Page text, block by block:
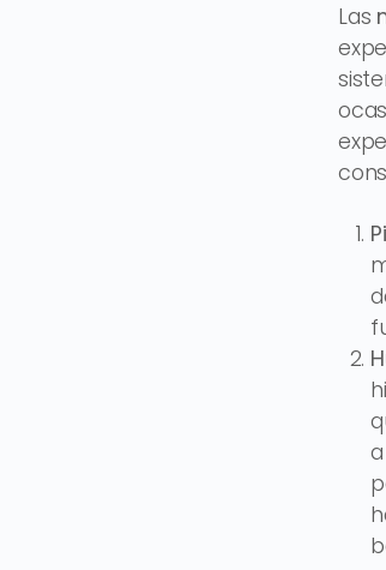
Las